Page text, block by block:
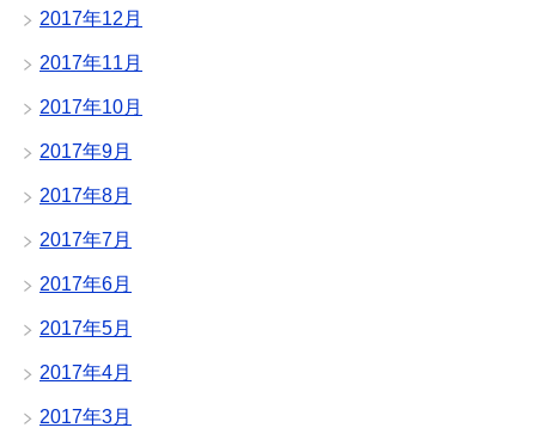
2017年12月
2017年11月
2017年10月
2017年9月
2017年8月
2017年7月
2017年6月
2017年5月
2017年4月
2017年3月